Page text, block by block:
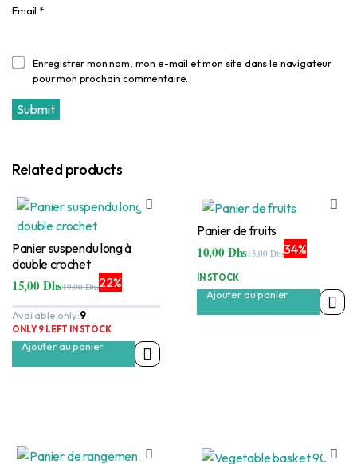
Email *
Enregistrer mon nom, mon e-mail et mon site dans le navigateur
pour mon prochain commentaire.
Related products
Panier suspendu long à
double crochet
19,00Dhs
Le
prix
initial
était :
19,00 Dhs.
15,00Dhs
Le
prix
actuel
est :
15,00 Dhs.
22%
Available only:9
ONLY 9 LEFT IN STOCK
Ajouter au panier
Panier de fruits
15,00Dhs
Le
prix
initial
était :
10,00Dhs
Le
prix
actuel
est :
34%
IN STOCK
Ajouter au panier